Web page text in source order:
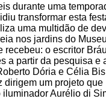
durante uma
transformar esta
uma multidão de
nos jardins do
recebeu: o escritor
a partir da pesquisa e
Dória e Célia
um projeto
Aurélio di